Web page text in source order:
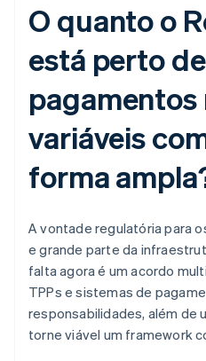
O quanto o
está perto
variáveis
forma
A vontade regulatória para
e grande parte da
falta agora é um acordo
TPPs e sistemas de
responsabilidades, além de
torne viável um framework